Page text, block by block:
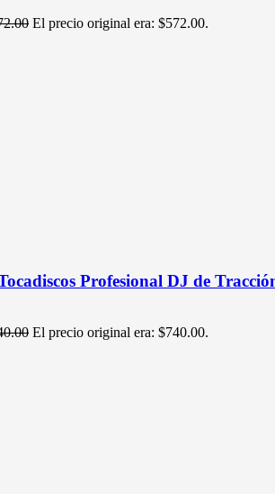
El precio original era: $572.00.
Profesional DJ de
El precio original era: $740.00.